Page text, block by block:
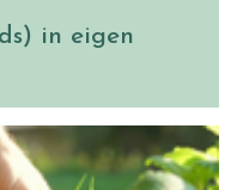
in eigen